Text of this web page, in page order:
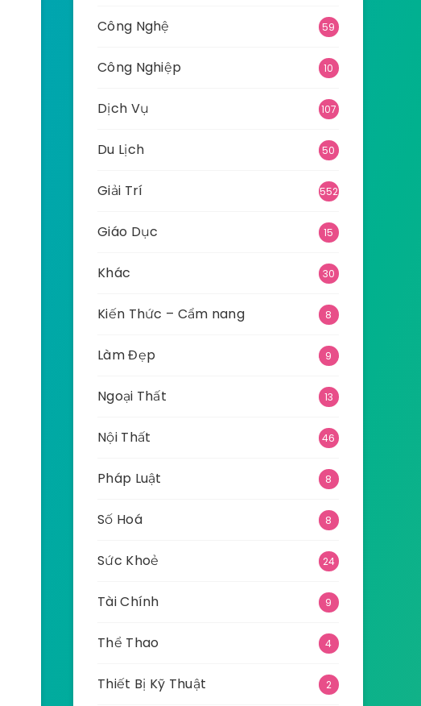
Công Nghệ 59
Công Nghiệp 10
Dịch Vụ 107
Du Lịch 50
Giải Trí 552
Giáo Dục 15
Khác 30
Kiến Thức – Cẩm nang 8
Làm Đẹp 9
Ngoại Thất 13
Nội Thất 46
Pháp Luật 8
Số Hoá 8
Sức Khoẻ 24
Tài Chính 9
Thể Thao 4
Thiết Bị Kỹ Thuật 2